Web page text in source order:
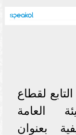
التابع لقطاع
العامة
بعنوان